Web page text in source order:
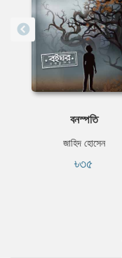
বনস্পতি
জাহিদ হোসেন
৳৩৫